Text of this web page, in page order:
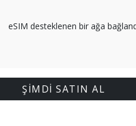
eSIM desteklenen bir ağa
ŞİMDİ SATIN AL